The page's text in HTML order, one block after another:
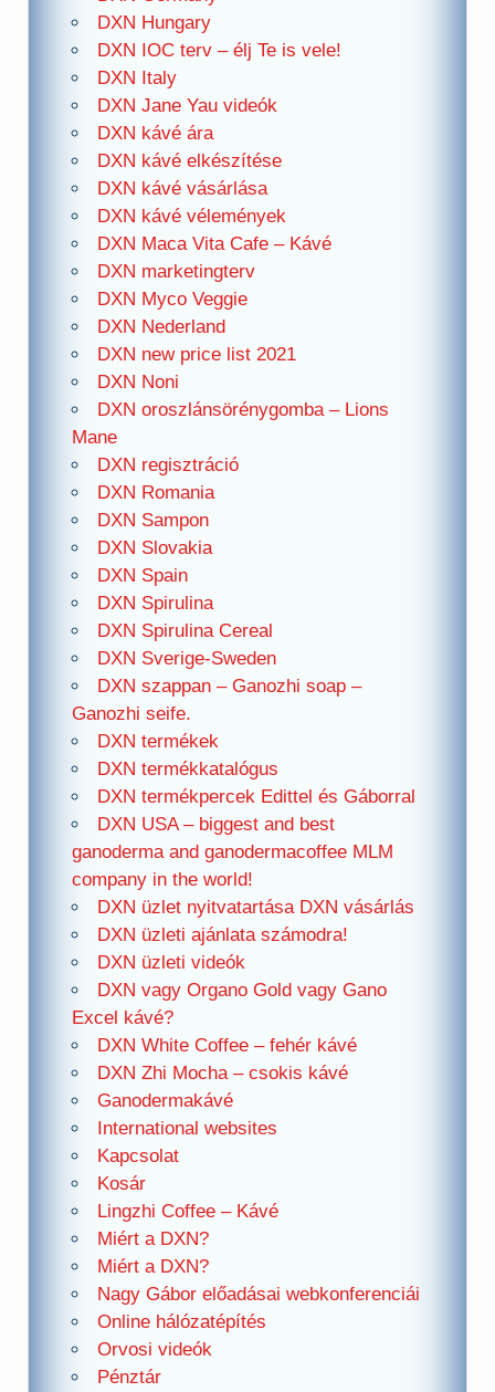
DXN Hungary
DXN IOC terv – élj Te is vele!
DXN Italy
DXN Jane Yau videók
DXN kávé ára
DXN kávé elkészítése
DXN kávé vásárlása
DXN kávé vélemények
DXN Maca Vita Cafe – Kávé
DXN marketingterv
DXN Myco Veggie
DXN Nederland
DXN new price list 2021
DXN Noni
DXN oroszlánsörénygomba – Lions
Mane
DXN regisztráció
DXN Romania
DXN Sampon
DXN Slovakia
DXN Spain
DXN Spirulina
DXN Spirulina Cereal
DXN Sverige-Sweden
DXN szappan – Ganozhi soap –
Ganozhi seife.
DXN termékek
DXN termékkatalógus
DXN termékpercek Edittel és Gáborral
DXN USA – biggest and best
ganoderma and ganodermacoffee MLM
company in the world!
DXN üzlet nyitvatartása DXN vásárlás
DXN üzleti ajánlata számodra!
DXN üzleti videók
DXN vagy Organo Gold vagy Gano
Excel kávé?
DXN White Coffee – fehér kávé
DXN Zhi Mocha – csokis kávé
Ganodermakávé
International websites
Kapcsolat
Kosár
Lingzhi Coffee – Kávé
Miért a DXN?
Miért a DXN?
Nagy Gábor előadásai webkonferenciái
Online hálózatépítés
Orvosi videók
Pénztár